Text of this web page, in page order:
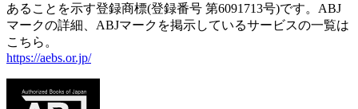
あることを示す登録商標(登録番号 第6091713号)です。ABJ
マークの詳細、ABJマークを掲示しているサービスの一覧は
こちら。
https://aebs.or.jp/